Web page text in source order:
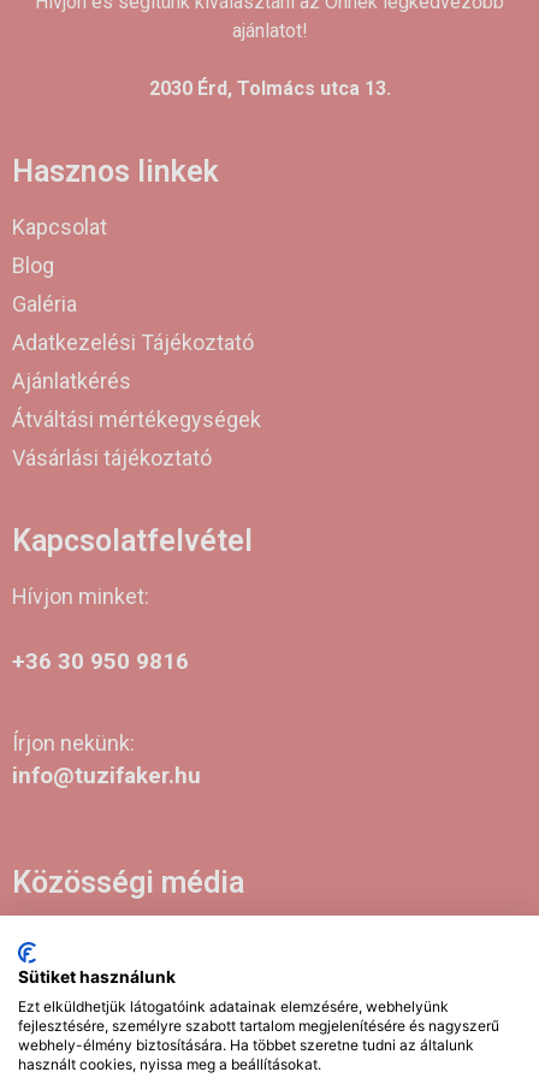
ajánlatot!
2030 Érd, Tolmács utca 13.
Hasznos linkek
Kapcsolat
Blog
Galéria
Adatkezelési Tájékoztató
Ajánlatkérés
Átváltási mértékegységek
Vásárlási tájékoztató
Kapcsolatfelvétel
Hívjon minket:
+36 30 950 9816
Írjon nekünk:
info@tuzifaker.hu
Közösségi média
2021-2026 Tuzifaker.hu | Tűzifa kereskedés | Minden jog
fenntartva!
EUTR SZÁM: AA5836732
Sütiket használunk
Ezt elküldhetjük látogatóink adatainak elemzésére, webhelyünk
fejlesztésére, személyre szabott tartalom megjelenítésére és nagyszerű
webhely-élmény biztosítására. Ha többet szeretne tudni az általunk
használt cookies, nyissa meg a beállításokat.